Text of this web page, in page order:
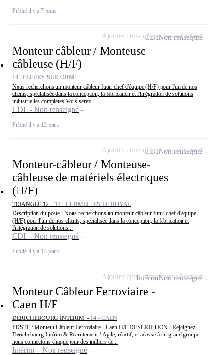
Publié il y a 7 jours
Monteur câbleur / Monteuse
câbleuse (H/F)
14 - FLEURY-SUR-ORNE
Nous recherchons un monteur câbleur futur chef d'équipe (H/F) pour l'un de nos
clients, spécialisée dans la conception, la fabrication et l'intégration de solutions
industrielles complètes.Vous serez...
CDI - Non renseigné
Publié il y a 12 jours
CDINon renseigné
Ajouter cette offre à ma sélection
Monteur-câbleur / Monteuse-
câbleuse de matériels électriques
(H/F)
TRIANGLE 12 - 14 - CORMELLES-LE-ROYAL
Description du poste : Nous recherchons un monteur câbleur futur chef d'équipe
(H/F) pour l'un de nos clients, spécialisée dans la conception, la fabrication et
l'intégration de solutions...
CDI - Non renseigné
Publié il y a 13 jours
CDINon renseigné
Ajouter cette offre à ma sélection
Monteur Câbleur Ferroviaire -
Caen H/F
DERICHEBOURG INTERIM - 14 - CAEN
POSTE : Monteur Câbleur Ferroviaire - Caen H/F DESCRIPTION : Rejoignez
Derichebourg Intérim & Recrutement ! Agile, réactif, et adossé à un grand groupe,
nous connectons chaque jour des milliers de...
Intérim - Non renseigné
IntérimNon renseigné
Ajouter cette offre à ma sélection